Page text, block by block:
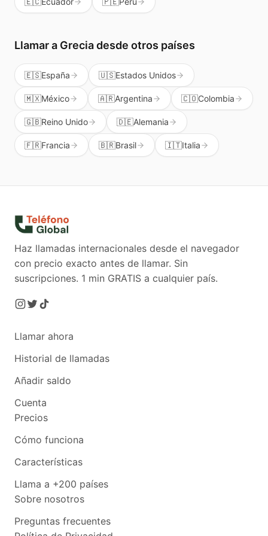
Llamar a Greciadesde otros países
🇪🇸España 🇺🇸Estados Unidos
🇲🇽México 🇦🇷Argentina 🇨🇴Colombia
🇬🇧Reino Unido 🇩🇪Alemania
🇫🇷Francia 🇧🇷Brasil 🇮🇹Italia
Haz llamadas internacionales desde el navegador
con precio exacto antes de llamar. Sin
suscripciones. 1 min GRATIS a cualquier país.
Llamar ahora
Historial de llamadas
Añadir saldo
Cuenta
Precios
Cómo funciona
Características
Llama a +200 países
Sobre nosotros
Preguntas frecuentes